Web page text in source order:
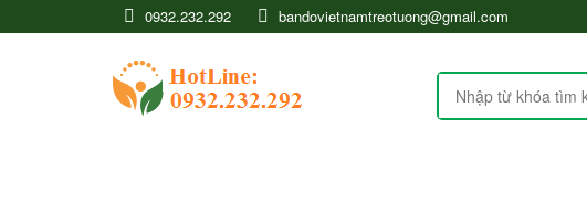
0932.232.292 bandovietnamtreotuong@gmail.com